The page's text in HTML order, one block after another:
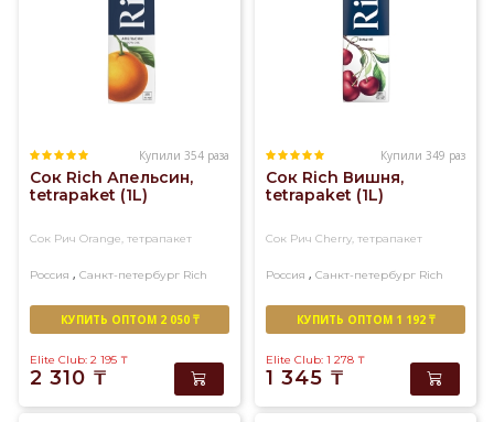
Купили 354 раза
Сок Rich Апельсин,
tetrapaket (1L)
Сок Рич Orange, тетрапакет
Россия , Санкт-петербург Rich
КУПИТЬ ОПТОМ 2 050 ₸
Elite Club: 2 195 ₸
2 310 ₸
Купили 349 раз
Сок Rich Вишня,
tetrapaket (1L)
Сок Рич Cherry, тетрапакет
Россия , Санкт-петербург Rich
КУПИТЬ ОПТОМ 1 192 ₸
Elite Club: 1 278 ₸
1 345 ₸